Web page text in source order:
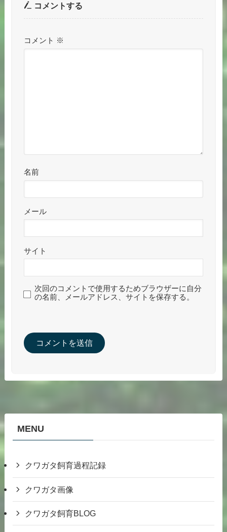
コメントする
コメント ※
名前
メール
サイト
次回のコメントで使用するためブラウザーに自分
の名前、メールアドレス、サイトを保存する。
MENU
クワガタ飼育過程記録
クワガタ画像
クワガタ飼育BLOG